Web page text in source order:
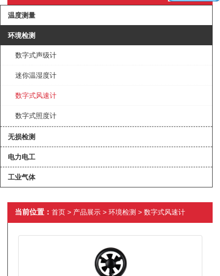
温度测量
环境检测
数字式声级计
迷你温湿度计
数字式风速计
数字式照度计
无损检测
电力电工
工业气体
当前位置： 首页 > 产品展示 > 环境检测 > 数字式风速计